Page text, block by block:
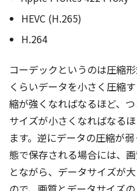
HEVC (H.265)
H.264
コーデックというのは圧縮
くらいデータを小さく圧縮
縮が強くなればなるほど、
サイズが小さくなればなる
ます。逆にデータの圧縮が
態で保存される場合には、
とながら、データサイズが